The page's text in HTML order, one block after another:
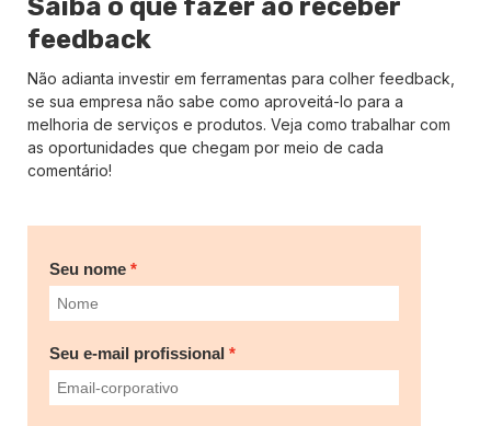
feedback
Não adianta investir em ferramentas para colher feedback,
se sua empresa não sabe como aproveitá-lo para a
melhoria de serviços e produtos. Veja como trabalhar com
as oportunidades que chegam por meio de cada
comentário!
Seu nome
Seu e-mail profissional